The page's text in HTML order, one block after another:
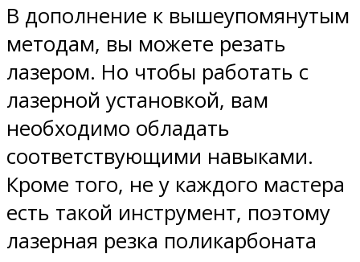
В дополнение к вышеупомянутым
методам, вы можете резать
лазером. Но чтобы работать с
лазерной установкой, вам
необходимо обладать
соответствующими навыками.
Кроме того, не у каждого мастера
есть такой инструмент, поэтому
лазерная резка поликарбоната